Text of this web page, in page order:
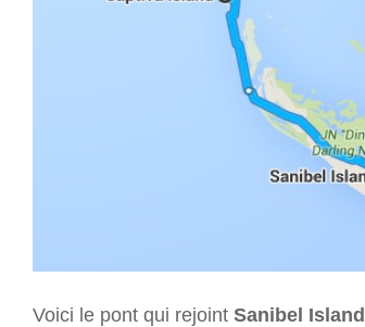
Voici le pont qui rejoint Sanibel Island